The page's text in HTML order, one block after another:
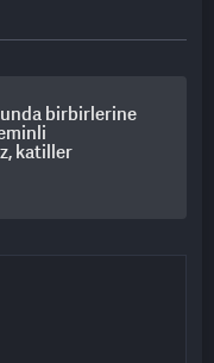
birbirlerine
katiller